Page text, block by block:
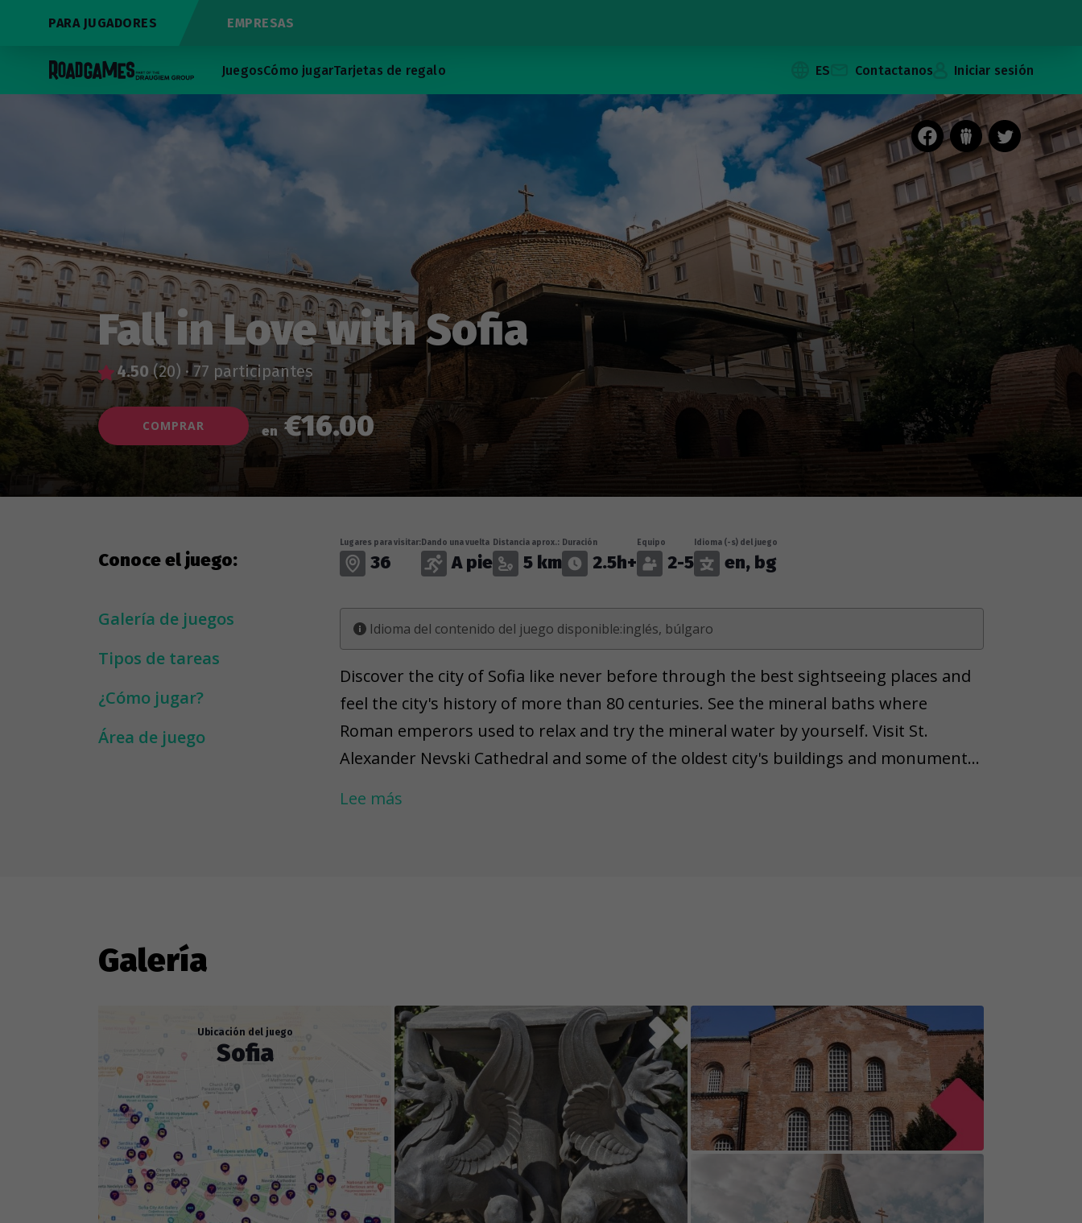
PARA JUGADORES EMPRESAS
JuegosCómo jugarTarjetas de regalo ES Contactanos Iniciar sesión
Fall in Love with Sofia
4.50(20)·77 participantes
COMPRAR en €16.00
Conoce el juego:
Galería de juegos
Tipos de tareas
¿Cómo jugar?
Área de juego
Lugares para visitar:
36
Dando una vuelta
A pie
Distancia aprox.:
5 km
Duración
2.5h+
Equipo
2-5
Idioma (-s) del juego
en, bg
Idioma del contenido del juego disponible:inglés, búlgaro
Discover the city of Sofia like never before through the best sightseeing places and
feel the city's history of more than 80 centuries. See the mineral baths where
Roman emperors used to relax and try the mineral water by yourself. Visit St.
Alexander Nevski Cathedral and some of the oldest city's buildings and monuments.
Lee más
Galería
Ubicación del juego
Sofia